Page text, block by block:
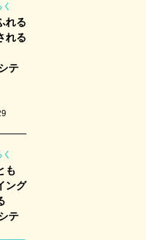
れる
れる
テ
も
ング
テ